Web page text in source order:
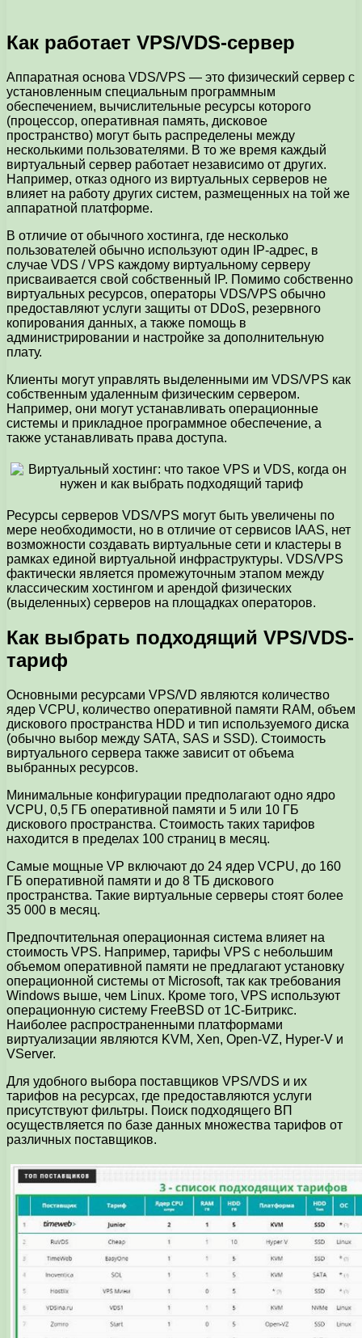
Как работает VPS/VDS-сервер
Аппаратная основа VDS/VPS — это физический сервер с
установленным специальным программным
обеспечением, вычислительные ресурсы которого
(процессор, оперативная память, дисковое
пространство) могут быть распределены между
несколькими пользователями. В то же время каждый
виртуальный сервер работает независимо от других.
Например, отказ одного из виртуальных серверов не
влияет на работу других систем, размещенных на той же
аппаратной платформе.
В отличие от обычного хостинга, где несколько
пользователей обычно используют один IP-адрес, в
случае VDS / VPS каждому виртуальному серверу
присваивается свой собственный IP. Помимо собственно
виртуальных ресурсов, операторы VDS/VPS обычно
предоставляют услуги защиты от DDoS, резервного
копирования данных, а также помощь в
администрировании и настройке за дополнительную
плату.
Клиенты могут управлять выделенными им VDS/VPS как
собственным удаленным физическим сервером.
Например, они могут устанавливать операционные
системы и прикладное программное обеспечение, а
также устанавливать права доступа.
Ресурсы серверов VDS/VPS могут быть увеличены по
мере необходимости, но в отличие от сервисов IAAS, нет
возможности создавать виртуальные сети и кластеры в
рамках единой виртуальной инфраструктуры. VDS/VPS
фактически является промежуточным этапом между
классическим хостингом и арендой физических
(выделенных) серверов на площадках операторов.
Как выбрать подходящий VPS/VDS-
тариф
Основными ресурсами VPS/VD являются количество
ядер VCPU, количество оперативной памяти RAM, объем
дискового пространства HDD и тип используемого диска
(обычно выбор между SATA, SAS и SSD). Стоимость
виртуального сервера также зависит от объема
выбранных ресурсов.
Минимальные конфигурации предполагают одно ядро
VCPU, 0,5 ГБ оперативной памяти и 5 или 10 ГБ
дискового пространства. Стоимость таких тарифов
находится в пределах 100 страниц в месяц.
Самые мощные VP включают до 24 ядер VCPU, до 160
ГБ оперативной памяти и до 8 ТБ дискового
пространства. Такие виртуальные серверы стоят более
35 000 в месяц.
Предпочтительная операционная система влияет на
стоимость VPS. Например, тарифы VPS с небольшим
объемом оперативной памяти не предлагают установку
операционной системы от Microsoft, так как требования
Windows выше, чем Linux. Кроме того, VPS используют
операционную систему FreeBSD от 1С-Битрикс.
Наиболее распространенными платформами
виртуализации являются KVM, Xen, Open-VZ, Hyper-V и
VServer.
Для удобного выбора поставщиков VPS/VDS и их
тарифов на ресурсах, где предоставляются услуги
присутствуют фильтры. Поиск подходящего ВП
осуществляется по базе данных множества тарифов от
различных поставщиков.